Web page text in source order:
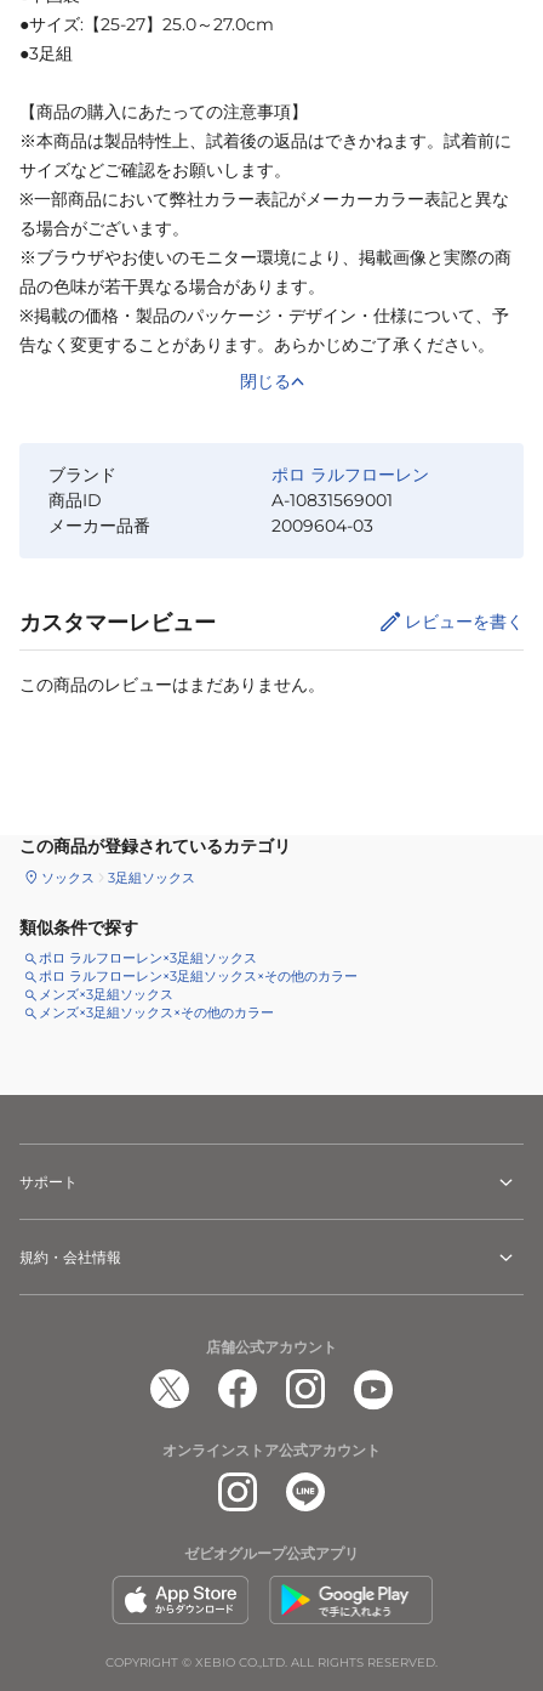
●サイズ:【25-27】25.0～27.0cm
●3足組
【商品の購入にあたっての注意事項】
※本商品は製品特性上、試着後の返品はできかねます。試着前に
サイズなどご確認をお願いします。
※一部商品において弊社カラー表記がメーカーカラー表記と異な
る場合がございます。
※ブラウザやお使いのモニター環境により、掲載画像と実際の商
品の色味が若干異なる場合があります。
※掲載の価格・製品のパッケージ・デザイン・仕様について、予
告なく変更することがあります。あらかじめご了承ください。
閉じる
ブランド
ポロ ラルフローレン
商品ID
A-10831569001
メーカー品番
2009604-03
カスタマーレビュー レビューを書く
この商品のレビューはまだありません。
この商品が登録されているカテゴリ
ソックス 3足組ソックス
類似条件で探す
ポロ ラルフローレン×3足組ソックス
ポロ ラルフローレン×3足組ソックス×その他のカラー
メンズ×3足組ソックス
メンズ×3足組ソックス×その他のカラー
サポート
規約・会社情報
店舗公式アカウント
オンラインストア公式アカウント
ゼビオグループ公式アプリ
COPYRIGHT © XEBIO CO.,LTD. ALL RIGHTS RESERVED.